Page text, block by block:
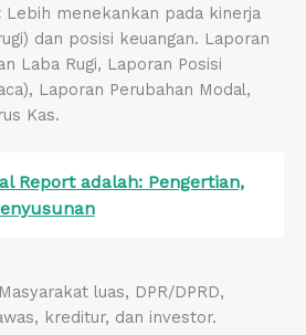
Lebih menekankan pada kinerja
dan posisi keuangan. Laporan
Laba Rugi, Laporan Posisi
Laporan Perubahan Modal,
Kas.
Report adalah: Pengertian,
luas, DPR/DPRD,
kreditur, dan investor.